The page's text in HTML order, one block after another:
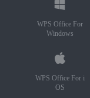
WPS Office For
Windows
WPS Office For i
OS